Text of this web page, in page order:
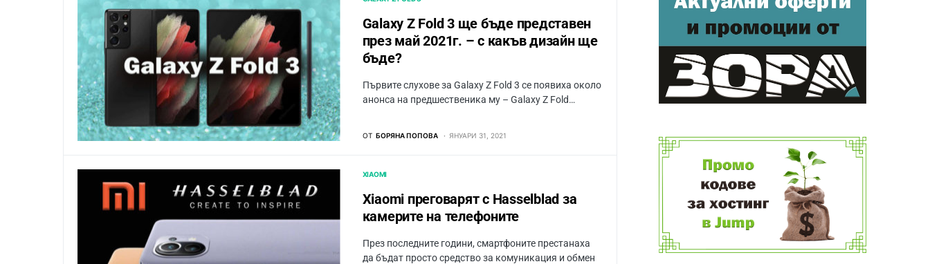
Galaxy Z Fold 3 ще бъде представен
през май 2021г. – с какъв дизайн ще
бъде?
Първите слухове за Galaxy Z Fold 3 се появиха около
анонса на предшественика му – Galaxy Z Fold…
ОТ БОРЯНА ПОПОВА ЯНУАРИ 31, 2021
XIAOMI
Xiaomi преговарят с Hasselblad за
камерите на телефоните
През последните години, смартфоните престанаха
да бъдат просто средство за комуникация и обмен